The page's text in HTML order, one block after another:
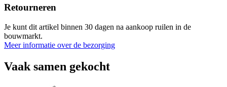
Retourneren
Je kunt dit artikel binnen 30 dagen na aankoop ruilen in de
bouwmarkt.
Meer informatie over de bezorging
Vaak samen gekocht